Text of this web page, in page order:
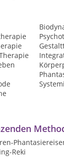
Reki